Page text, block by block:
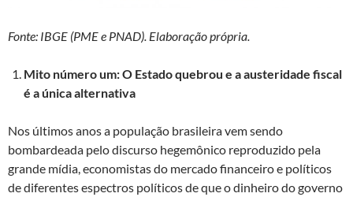
Fonte: IBGE (PME e PNAD). Elaboração própria.
Mito número um: O Estado quebrou e a austeridade fiscal
é a única alternativa
Nos últimos anos a população brasileira vem sendo
bombardeada pelo discurso hegemônico reproduzido pela
grande mídia, economistas do mercado financeiro e políticos
de diferentes espectros políticos de que o dinheiro do governo